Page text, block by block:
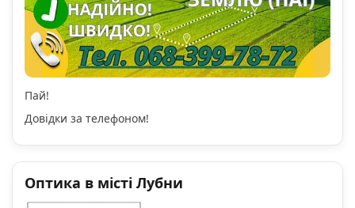
Пай!
Довідки за телефоном!
Оптика в місті Лубни